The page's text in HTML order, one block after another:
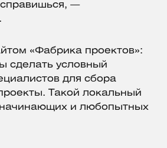
справишься, —
«Фабрика проектов»:
сделать условный
для сбора
Такой локальный
и любопытных